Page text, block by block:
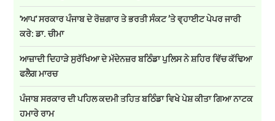
'ਆਪ' ਸਰਕਾਰ ਪੰਜਾਬ ਦੇ ਰੋਜ਼ਗਾਰ ਤੇ ਭਰਤੀ ਸੰਕਟ ’ਤੇ ਵ੍ਹਾਈਟ ਪੇਪਰ ਜਾਰੀ
ਕਰੇ: ਡਾ. ਚੀਮਾ
ਆਜ਼ਾਦੀ ਦਿਹਾੜੇ ਸੁਰੱਖਿਆ ਦੇ ਮੱਦੇਨਜ਼ਰ ਬਠਿੰਡਾ ਪੁਲਿਸ ਨੇ ਸ਼ਹਿਰ ਵਿੱਚ ਕੱਢਿਆ
ਫਲੈਗ ਮਾਰਚ
ਪੰਜਾਬ ਸਰਕਾਰ ਦੀ ਪਹਿਲ ਕਦਮੀ ਤਹਿਤ ਬਠਿੰਡਾ ਵਿਖੇ ਪੇਸ਼ ਕੀਤਾ ਗਿਆ ਨਾਟਕ
ਹਮਾਰੇ ਰਾਮ